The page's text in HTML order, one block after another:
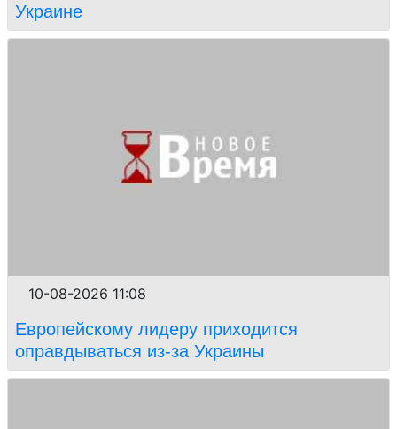
Украине
10-08-2026 11:08
Европейскому лидеру приходится
оправдываться из-за Украины